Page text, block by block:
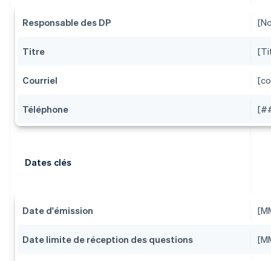
Responsable des DP
Titre
Courriel
Téléphone
Dates clés
Date d'émission
Date limite de réception des questions